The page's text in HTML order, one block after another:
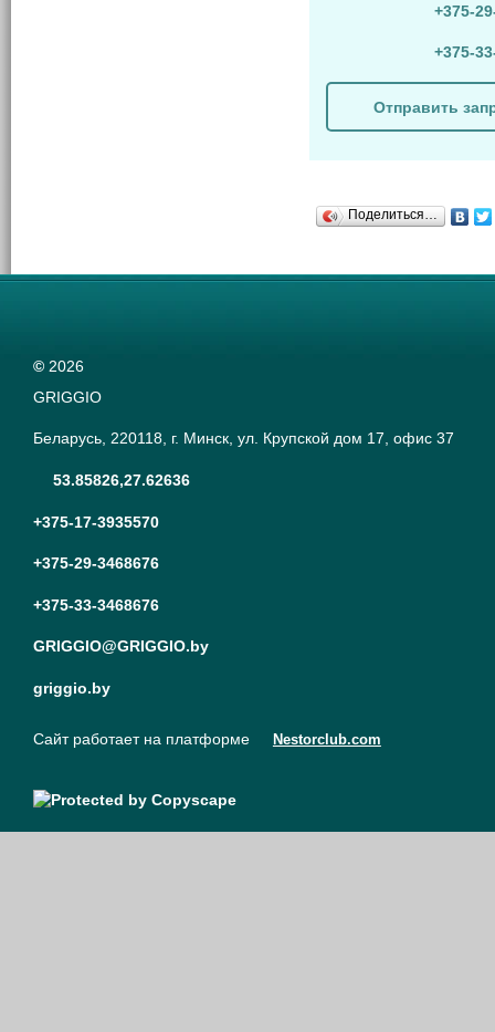
+375-
+375-
Отправить
Поделиться…
© 2026
GRIGGIO
Беларусь, 220118, г. Минск, ул. Крупской дом 17, офис 37
53.85826,27.62636
+375-17-3935570
+375-29-3468676
+375-33-3468676
GRIGGIO@GRIGGIO.by
griggio.by
Сайт работает на платформе Nestorclub.com